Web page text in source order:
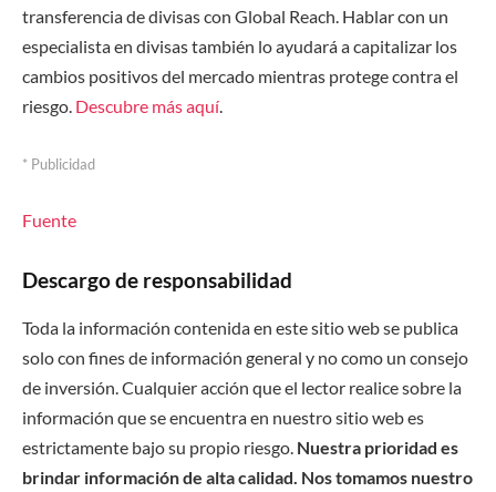
transferencia de divisas con Global Reach. Hablar con un
especialista en divisas también lo ayudará a capitalizar los
cambios positivos del mercado mientras protege contra el
riesgo. Descubre más aquí
* Publicidad
Fuente
Descargo de responsabilidad
Toda la información contenida en este sitio web se publica
solo con fines de información general y no como un consejo
de inversión. Cualquier acción que el lector realice sobre la
información que se encuentra en nuestro sitio web es
estrictamente bajo su propio riesgo. Nuestra prioridad es
brindar información de alta calidad. Nos tomamos nuestro